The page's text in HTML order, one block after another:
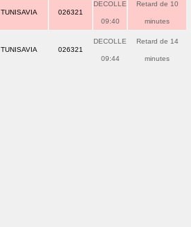
TUNISAVIA 026321
DECOLLE
09:40
Retard de 10
minutes
TUNISAVIA 026321
DECOLLE
09:44
Retard de 14
minutes